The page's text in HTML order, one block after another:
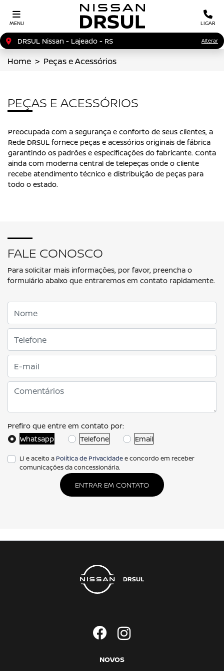
MENU LIGAR
DRSUL Nissan - Lajeado - RS Alterar
Home Peças e Acessórios
PEÇAS E ACESSÓRIOS
Preocupada com a segurança e conforto de seus clientes, a
Rede DRSUL fornece peças e acessórios originais de fábrica
garantindo os padrões e especificações do fabricante. Conta
ainda com moderna central de telepeças onde o cliente
recebe atendimento técnico e distribuição de peças para
todo o estado.
FALE CONOSCO
Para solicitar mais informações, por favor, preencha o
formulário abaixo que entraremos em contato rapidamente.
Prefiro que entre em contato por:
Whatsapp
Telefone Email
Li e aceito a Política de Privacidadee concordo em receber
comunicações da concessionária.
ENTRAR EM CONTATO
NOVOS